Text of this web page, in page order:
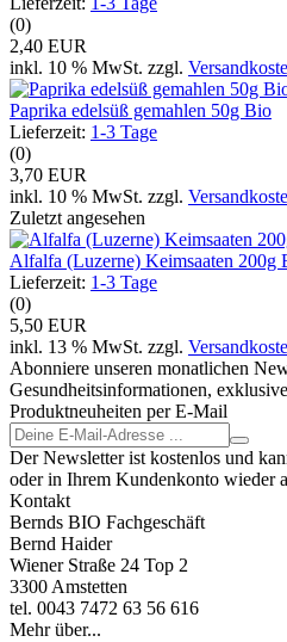
(0)
2,40 EUR
inkl. 10 % MwSt. zzgl.
Paprika edelsüß gemahlen 50g Bio
Lieferzeit: 1-3 Tage
(0)
3,70 EUR
inkl. 10 % MwSt. zzgl.
Zuletzt angesehen
Alfalfa (Luzerne) Keimsaaten 200g
Lieferzeit: 1-3 Tage
(0)
5,50 EUR
inkl. 13 % MwSt. zzgl.
Abonniere unseren monatlichen
Gesundheitsinformationen,
Produktneuheiten per E-Mail
Der Newsletter ist kostenlos und
oder in Ihrem Kundenkonto wieder
Kontakt
Bernds BIO Fachgeschäft
Bernd Haider
Wiener Straße 24 Top 2
3300 Amstetten
tel. 0043 7472 63 56 616
Mehr über...